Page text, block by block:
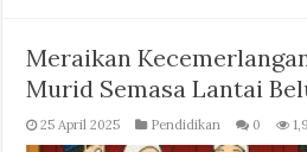
Meraikan
Murid Semasa Lantai
25 April 2025 Pendidikan 0